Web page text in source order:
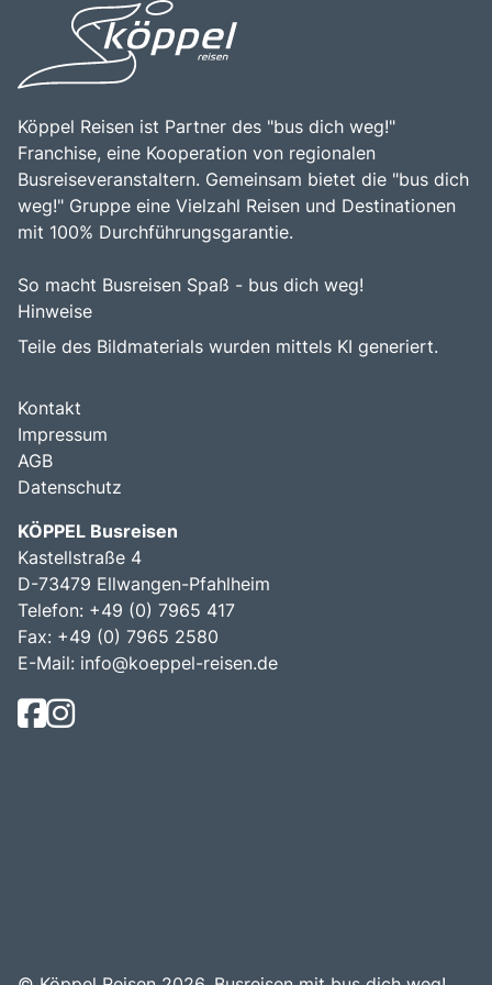
Köppel Reisen ist Partner des "bus dich weg!"
Franchise, eine Kooperation von regionalen
Busreiseveranstaltern. Gemeinsam bietet die "bus dich
weg!" Gruppe eine Vielzahl Reisen und Destinationen
mit 100% Durchführungsgarantie.
So macht Busreisen Spaß - bus dich weg!
Hinweise
Teile des Bildmaterials wurden mittels KI generiert.
Kontakt
Impressum
AGB
Datenschutz
KÖPPEL Busreisen
Kastellstraße 4
D-73479 Ellwangen-Pfahlheim
Telefon: +49 (0) 7965 417
Fax: +49 (0) 7965 2580
E-Mail: info@koeppel-reisen.de